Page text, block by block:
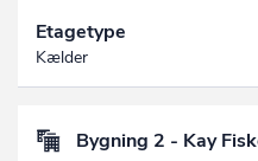
Etagetype
Kælder
Bygning 2 - Kay